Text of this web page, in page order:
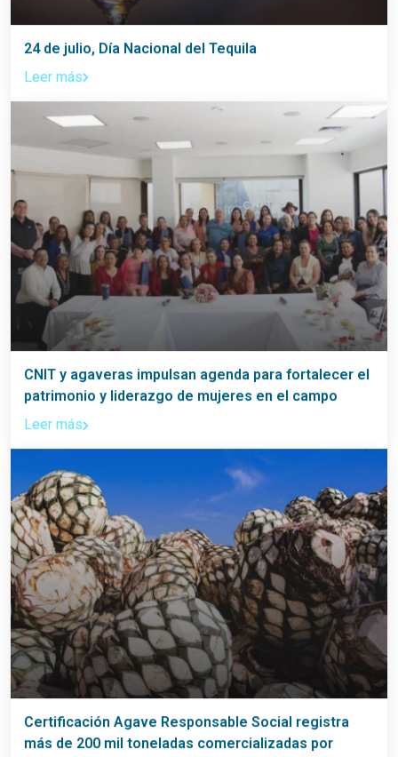
24 de julio, Día Nacional del Tequila
Leer más
CNIT y agaveras impulsan agenda para fortalecer el
patrimonio y liderazgo de mujeres en el campo
Leer más
Certificación Agave Responsable Social registra
más de 200 mil toneladas comercializadas por